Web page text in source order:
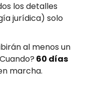
los detalles
jurídica) solo
al menos un
60 días
marcha.